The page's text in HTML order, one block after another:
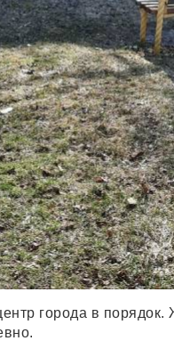
города в